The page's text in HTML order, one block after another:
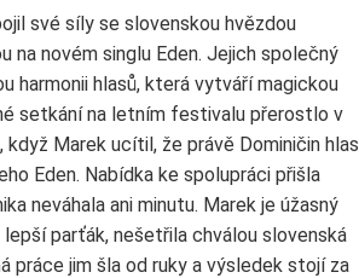
své síly se slovenskou hvězdou
na novém singlu Eden. Jejich společný
harmonii hlasů, která vytváří magickou
setkání na letním festivalu přerostlo v
když Marek ucítil, že právě Dominičin hlas
Eden. Nabídka ke spolupráci přišla
neváhala ani minutu. Marek je úžasný
parťák, nešetřila chválou slovenská
práce jim šla od ruky a výsledek stojí za